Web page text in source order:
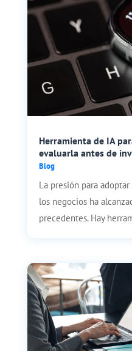
Herramienta de IA
evaluarla antes de
Blog
La presión para
los negocios ha
precedentes. Hay